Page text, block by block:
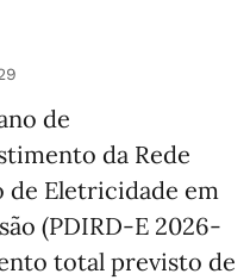
de
da Rede
de Eletricidade em
(PDIRD-E 2026-
total previsto de